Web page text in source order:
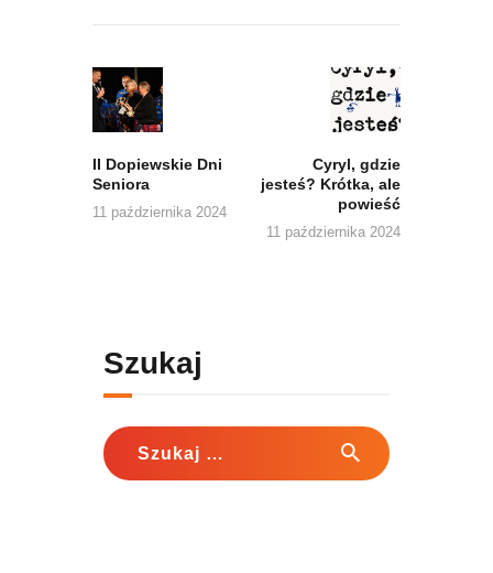
wpisu
II Dopiewskie Dni
Seniora
11 października 2024
Cyryl, gdzie
jesteś? Krótka, ale
powieść
11 października 2024
Szukaj
Szukaj: